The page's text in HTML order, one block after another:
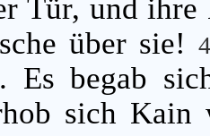
Tür, und
über sie!
Es begab
sich Kain